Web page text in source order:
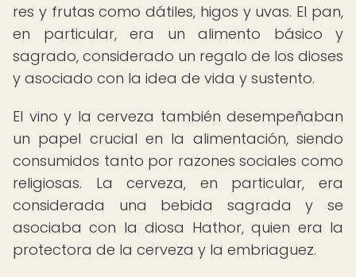
res y frutas como dátiles, higos y uvas. El pan,
en particular, era un alimento básico y
sagrado, considerado un regalo de los dioses
y asociado con la idea de vida y sustento.
El vino y la cerveza también desempeñaban
un papel crucial en la alimentación, siendo
consumidos tanto por razones sociales como
religiosas. La cerveza, en particular, era
considerada una bebida sagrada y se
asociaba con la diosa Hathor, quien era la
protectora de la cerveza y la embriaguez.